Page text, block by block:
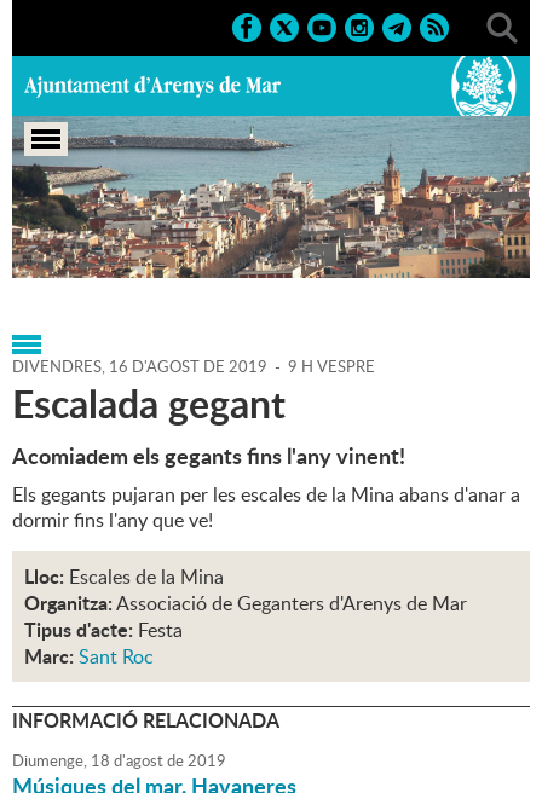
Portada > Agenda > 16-08-
2019 > Marcs > Festes > 2019 > Sant Roc
DIVENDRES, 16 D'AGOST DE 2019 - 9 H VESPRE
Escalada gegant
Acomiadem els gegants fins l'any vinent!
Els gegants pujaran per les escales de la Mina abans d'anar a
dormir fins l'any que ve!
Lloc: Escales de la Mina
Organitza:Associació de Geganters d'Arenys de Mar
Tipus d'acte: Festa
Marc: Sant Roc
INFORMACIÓ RELACIONADA
Diumenge, 18 d'agostde2019
Músiques del mar. Havaneres